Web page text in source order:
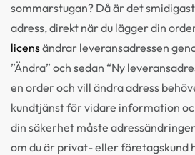
sommarstugan? Då är det
adress, direkt när du lägger din
licensändrar leveransadressen
”Ändra” och sedan “Ny
en order och vill ändra adress
kundtjänst för vidare information
din säkerhet måste
om du är privat- eller företagskund